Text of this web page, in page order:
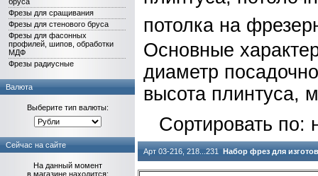
Фрезы для сращивания
Фрезы для стенового бруса
Фрезы для фасонных
профилей, шипов, обработки
МДФ
Фрезы радиусные
Валюта
Выберите тип валюты:
Сейчас на сайте
На данный момент
в магазине находится:
потолка на
Основные
диаметр
высота плинтуса,
Сортировать по:
Арт 03-216, 218...231 Набор фрез для